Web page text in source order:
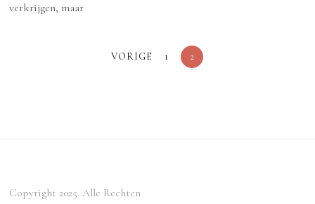
verkrijgen, maar
VORIGE 1 2
Copyright 2025. Alle Rechten